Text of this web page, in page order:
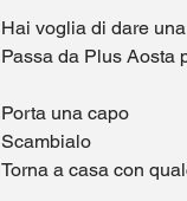
Hai voglia di dare
Passa da Plus Aosta
Porta una capo
Scambialo
Torna a casa con